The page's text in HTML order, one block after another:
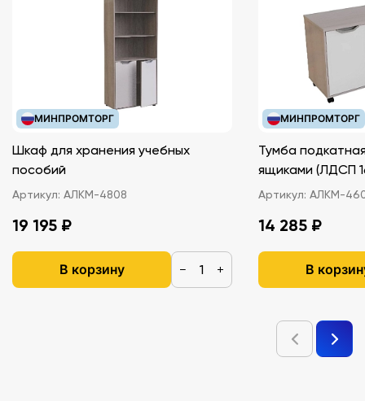
МИНПРОМТОРГ
Шкаф для хранения учебных
пособий
Артикул: АЛКМ-4808
19 195 ₽
В корзину − +
МИНПРОМТОРГ
Тумба
ящиками
Артикул: АЛКМ-
14 285 ₽
В